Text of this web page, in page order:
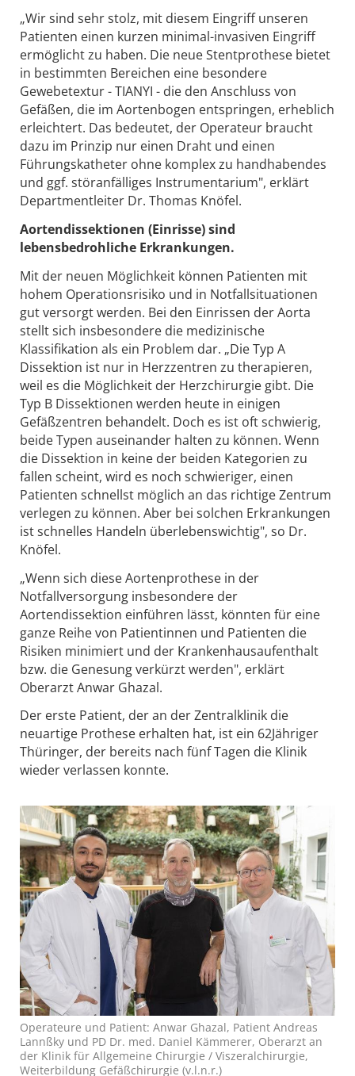
„Wir sind sehr stolz, mit diesem Eingriff unseren
Patienten einen kurzen minimal-invasiven Eingriff
ermöglicht zu haben. Die neue Stentprothese bietet
in bestimmten Bereichen eine besondere
Gewebetextur - TIANYI - die den Anschluss von
Gefäßen, die im Aortenbogen entspringen, erheblich
erleichtert. Das bedeutet, der Operateur braucht
dazu im Prinzip nur einen Draht und einen
Führungskatheter ohne komplex zu handhabendes
und ggf. störanfälliges Instrumentarium", erklärt
Departmentleiter Dr. Thomas Knöfel.
Aortendissektionen (Einrisse) sind
lebensbedrohliche Erkrankungen.
Mit der neuen Möglichkeit können Patienten mit
hohem Operationsrisiko und in Notfallsituationen
gut versorgt werden. Bei den Einrissen der Aorta
stellt sich insbesondere die medizinische
Klassifikation als ein Problem dar. „Die Typ A
Dissektion ist nur in Herzzentren zu therapieren,
weil es die Möglichkeit der Herzchirurgie gibt. Die
Typ B Dissektionen werden heute in einigen
Gefäßzentren behandelt. Doch es ist oft schwierig,
beide Typen auseinander halten zu können. Wenn
die Dissektion in keine der beiden Kategorien zu
fallen scheint, wird es noch schwieriger, einen
Patienten schnellst möglich an das richtige Zentrum
verlegen zu können. Aber bei solchen Erkrankungen
ist schnelles Handeln überlebenswichtig", so Dr.
Knöfel.
„Wenn sich diese Aortenprothese in der
Notfallversorgung insbesondere der
Aortendissektion einführen lässt, könnten für eine
ganze Reihe von Patientinnen und Patienten die
Risiken minimiert und der Krankenhausaufenthalt
bzw. die Genesung verkürzt werden", erklärt
Oberarzt Anwar Ghazal.
Der erste Patient, der an der Zentralklinik die
neuartige Prothese erhalten hat, ist ein 62Jähriger
Thüringer, der bereits nach fünf Tagen die Klinik
wieder verlassen konnte.
Operateure und Patient: Anwar Ghazal, Patient Andreas
Lannßky und PD Dr. med. Daniel Kämmerer, Oberarzt an
der Klinik für Allgemeine Chirurgie / Viszeralchirurgie,
Weiterbildung Gefäßchirurgie (v.l.n.r.)